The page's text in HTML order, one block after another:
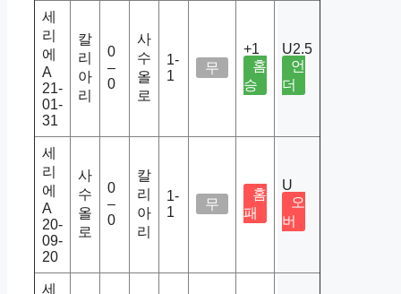
세
리
에
A
21-
01-
31
칼
리
아
리
0
–
0
사
수
올
로
1-
1
무
+1
홈
승
U2.5
언
더
세
리
에
A
20-
09-
20
사
수
올
로
0
–
0
칼
리
아
리
1-
1
무
홈
패
U
오
버
세